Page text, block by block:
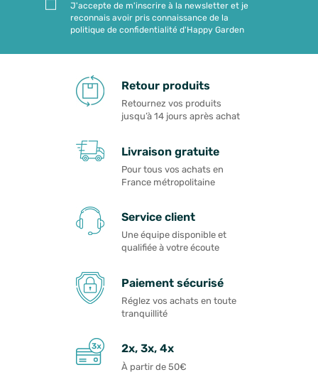
J'accepte de m'inscrire à la newsletter et je
reconnais avoir pris connaissance de la
politique de confidentialité d'Happy Garden
Retour produits
Retournez vos produits
jusqu’à 14 jours après achat
Livraison gratuite
Pour tous vos achats en
France métropolitaine
Service client
Une équipe disponible et
qualifiée à votre écoute
Paiement sécurisé
Réglez vos achats en toute
tranquillité
2x, 3x, 4x
À partir de 50€